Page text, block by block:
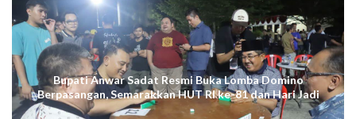
Bupati Anwar Sadat Resmi Buka Lomba Domino
Berpasangan, Semarakkan HUT RI ke-81 dan Hari Jadi
ke-61 Tanjab Barat